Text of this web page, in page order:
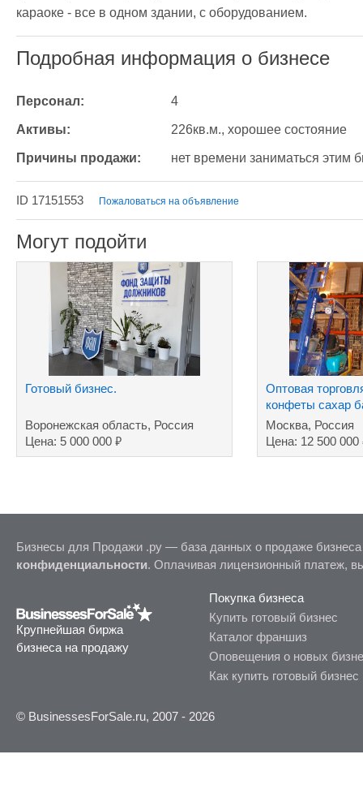
караоке - все в одном здании, с оборудованием.
Подробная информация о бизнесе
Персонал: 4
Активы: 226кв.м., хорошее состояние
Причины продажи: нет времени заниматься этим
ID 17151553 Пожаловаться на объявление
Могут подойти
Готовый бизнес.
Воронежская область, Россия
Цена: 5 000 000 ₽
Оптовая
конфеты сахар
Москва, Россия
Цена: 12 500 000
Бизнесы для Продажи .ру — база данных о продаже
конфиденциальности. Оплачивая лицензионный платеж,
Крупнейшая биржа
бизнеса на продажу
Покупка бизнеса
Купить готовый бизнес
Каталог франшиз
Оповещения о новых
Как купить готовый бизнес
© BusinessesForSale.ru, 2007 - 2026